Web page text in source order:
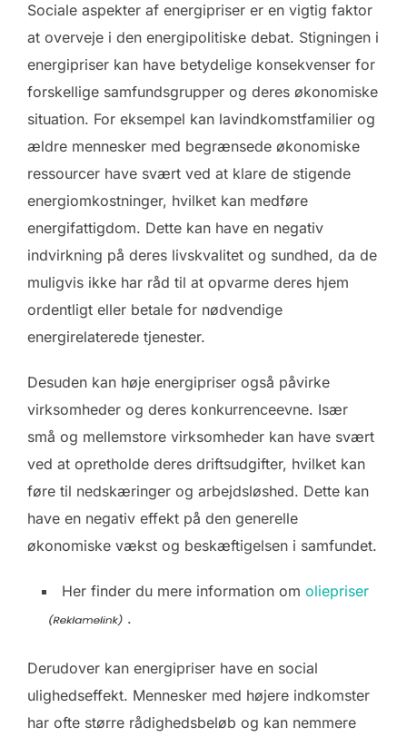
Sociale aspekter af energipriser er en vigtig faktor
at overveje i den energipolitiske debat. Stigningen i
energipriser kan have betydelige konsekvenser for
forskellige samfundsgrupper og deres økonomiske
situation. For eksempel kan lavindkomstfamilier og
ældre mennesker med begrænsede økonomiske
ressourcer have svært ved at klare de stigende
energiomkostninger, hvilket kan medføre
energifattigdom. Dette kan have en negativ
indvirkning på deres livskvalitet og sundhed, da de
muligvis ikke har råd til at opvarme deres hjem
ordentligt eller betale for nødvendige
energirelaterede tjenester.
Desuden kan høje energipriser også påvirke
virksomheder og deres konkurrenceevne. Især
små og mellemstore virksomheder kan have svært
ved at opretholde deres driftsudgifter, hvilket kan
føre til nedskæringer og arbejdsløshed. Dette kan
have en negativ effekt på den generelle
økonomiske vækst og beskæftigelsen i samfundet.
Her finder du mere information om oliepriser
.
Derudover kan energipriser have en social
ulighedseffekt. Mennesker med højere indkomster
har ofte større rådighedsbeløb og kan nemmere